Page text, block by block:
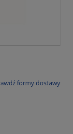
formy dostawy